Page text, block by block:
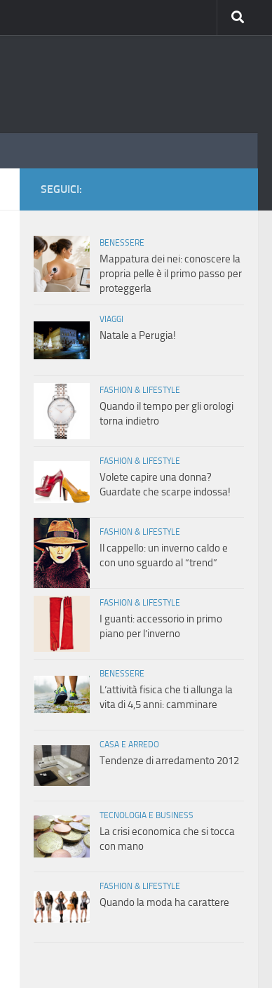
SEGUICI:
BENESSERE
Mappatura dei nei: conoscere la
propria pelle è il primo passo per
proteggerla
VIAGGI
Natale a Perugia!
FASHION & LIFESTYLE
Quando il tempo per gli orologi
torna indietro
FASHION & LIFESTYLE
Volete capire una donna?
Guardate che scarpe indossa!
FASHION & LIFESTYLE
Il cappello: un inverno caldo e
con uno sguardo al “trend”
FASHION & LIFESTYLE
I guanti: accessorio in primo
piano per l’inverno
BENESSERE
L’attività fisica che ti allunga la
vita di 4,5 anni: camminare
CASA E ARREDO
Tendenze di arredamento 2012
TECNOLOGIA E BUSINESS
La crisi economica che si tocca
con mano
FASHION & LIFESTYLE
Quando la moda ha carattere